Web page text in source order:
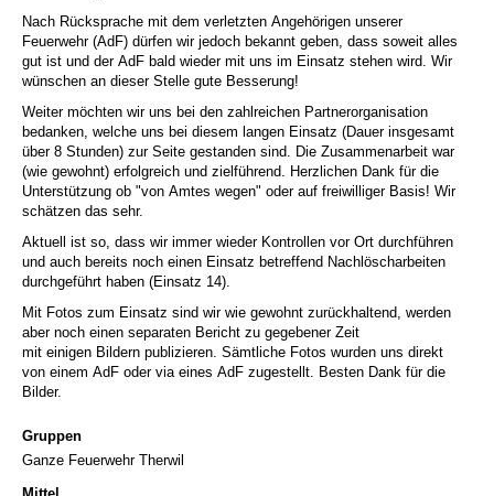
Nach Rücksprache mit dem verletzten Angehörigen unserer
Feuerwehr (AdF) dürfen wir jedoch bekannt geben, dass soweit alles
gut ist und der AdF bald wieder mit uns im Einsatz stehen wird. Wir
wünschen an dieser Stelle gute Besserung!
Weiter möchten wir uns bei den zahlreichen Partnerorganisation
bedanken, welche uns bei diesem langen Einsatz (Dauer insgesamt
über 8 Stunden) zur Seite gestanden sind. Die Zusammenarbeit war
(wie gewohnt) erfolgreich und zielführend. Herzlichen Dank für die
Unterstützung ob "von Amtes wegen" oder auf freiwilliger Basis! Wir
schätzen das sehr.
Aktuell ist so, dass wir immer wieder Kontrollen vor Ort durchführen
und auch bereits noch einen Einsatz betreffend Nachlöscharbeiten
durchgeführt haben (Einsatz 14).
Mit Fotos zum Einsatz sind wir wie gewohnt zurückhaltend, werden
aber noch einen separaten Bericht zu gegebener Zeit
mit einigen Bildern publizieren. Sämtliche Fotos wurden uns direkt
von einem AdF oder via eines AdF zugestellt. Besten Dank für die
Bilder.
Gruppen
Ganze Feuerwehr Therwil